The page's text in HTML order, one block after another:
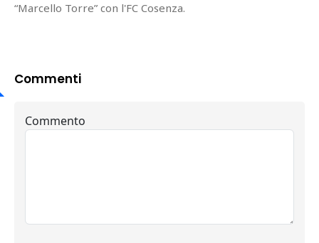
“Marcello Torre” con l'FC Cosenza.
Commenti